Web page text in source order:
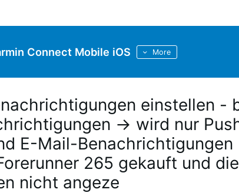
Connect Mobile iOS More
einstellen -
-> wird nur
E-Mail-Benachrichtigungen
265 gekauft und
nicht angeze